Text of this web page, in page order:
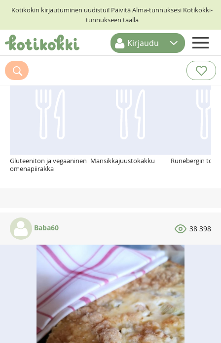
Kotikokin kirjautuminen uudistui! Päivitä Alma-tunnuksesi Kotikokki-
tunnukseen täällä
ETUSIVU
RESEPTIHAKU
Kirjaudu
Suosittelemme myös
Gluteeniton ja vegaaninen
omenapiirakka
Mansikkajuustokakku Runebergin
Baba60 38 398